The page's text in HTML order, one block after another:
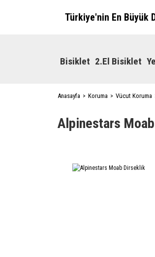
Türkiye'nin En Büyük
Bisiklet 2.El Bisiklet
Anasayfa Koruma Vücut Koruma
Alpinestars